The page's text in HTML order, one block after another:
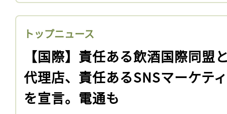
トップニュース
【国際】責任ある飲酒国際同盟
代理店、責任あるSNSマーケテ
を宣言。電通も